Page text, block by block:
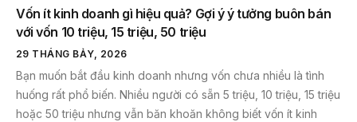
Vốn ít kinh doanh gì hiệu quả? Gợi ý ý tưởng buôn bán
với vốn 10 triệu, 15 triệu, 50 triệu
29 THÁNG BẢY, 2026
Bạn muốn bắt đầu kinh doanh nhưng vốn chưa nhiều là tình
huống rất phổ biến. Nhiều người có sẵn 5 triệu, 10 triệu, 15 triệu
hoặc 50 triệu nhưng vẫn băn khoăn không biết vốn ít kinh